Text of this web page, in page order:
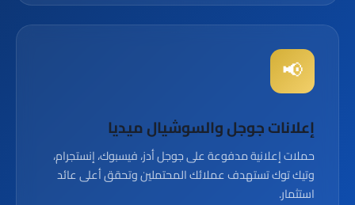
📢
إعلانات جوجل والسوشيال ميديا
حملات إعلانية مدفوعة على جوجل أدز، فيسبوك، إنستجرام،
وتيك توك تستهدف عملائك المحتملين وتحقق أعلى عائد
استثمار.